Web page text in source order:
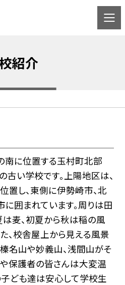
紹介
南に位置する玉村町北部
古い学校です。上陽地区は、
し、東側に伊勢崎市、北
囲まれています。周りは田
麦、初夏から秋は稲の風
、校舎屋上から見える風景
名山や妙義山、浅間山がそ
保護者の皆さんは大変温
ども達は安心して学校生